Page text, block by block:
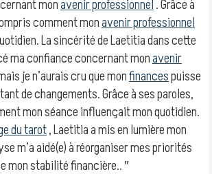
monavenir professionnel. Grâce à
comment monavenir professionnel
La sincérité de Laetitia dans cette
ma confiance concernant monavenir
je n’aurais cru que monfinancespuisse
de changements. Grâce à ses paroles,
mon séance influençait mon quotidien.
du tarot, Laetitia a mis en lumière mon
m’a aidé(e) à réorganiser mes priorités
mon stabilité financière.. ″